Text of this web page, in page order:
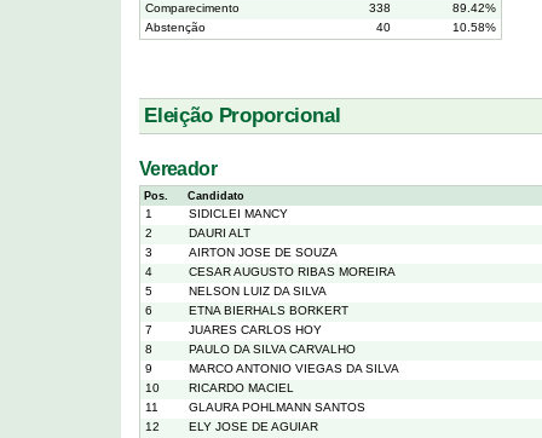
Comparecimento
338
89.42%
Abstenção
40 10.58%
Eleição Proporcional
Vereador
Pos. Candidato
1
SIDICLEI MANCY
2
DAURI ALT
3
AIRTON JOSE DE SOUZA
4
CESAR AUGUSTO RIBAS MOREIRA
5
NELSON LUIZ DA SILVA
6
ETNA BIERHALS BORKERT
7
JUARES CARLOS HOY
8
PAULO DA SILVA CARVALHO
9
MARCO ANTONIO VIEGAS DA SILVA
10
RICARDO MACIEL
11
GLAURA POHLMANN SANTOS
12
ELY JOSE DE AGUIAR